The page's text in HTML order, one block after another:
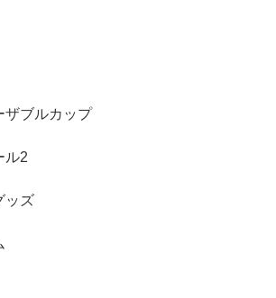
ザブルカップ
ル2
ッズ